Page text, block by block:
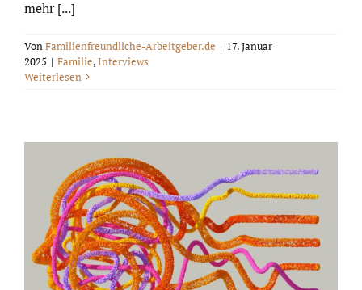
mehr [...]
VonFamilienfreundliche-Arbeitgeber.de | 17. Januar
2025 | Familie,Interviews
Weiterlesen